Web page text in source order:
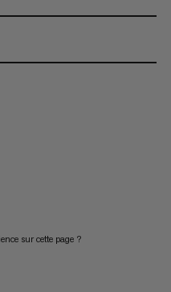
sur cette page ?